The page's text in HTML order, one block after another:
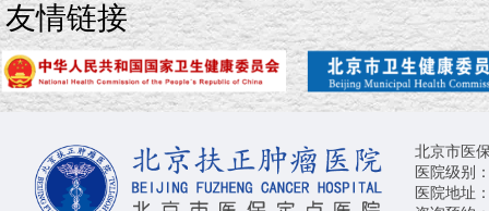
友情链接
北京市医
医院级别
医院地址